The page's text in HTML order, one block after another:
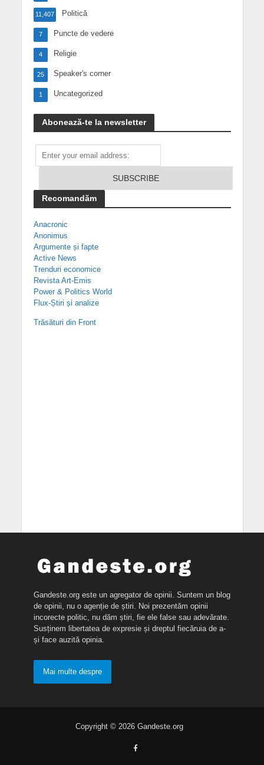
Politică
11,407
Puncte de vedere
7
Religie
4
Speaker's corner
25
Uncategorized
1
Abonează-te la newsletter
Recomandăm
Anacronic
Anonimus
Argumente și fapte
Active News
Trenduri economice
Revista Art-Emis
Power & Politics World
Flux-Știri și analize
Trăsături din Front
Gandeste.org este un agregator de opinii. Suntem un blog
de opinii, nu o agenție de știri. Noi prezentăm opinii
incorecte politic, nu dăm știri, fie ele false sau adevărate.
Susținem libertatea de expresie și dreptul fiecăruia de a-
și face auzită opinia.
Mai multe despre
Copyright © 2026 Gandeste.org